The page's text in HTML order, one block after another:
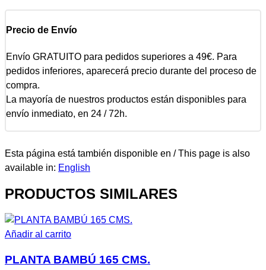
Precio de Envío
Envío GRATUITO para pedidos superiores a 49€. Para
pedidos inferiores, aparecerá precio durante del proceso de
compra.
La mayoría de nuestros productos están disponibles para
envío inmediato, en 24 / 72h.
Esta página está también disponible en / This page is also
available in: English
PRODUCTOS SIMILARES
Añadir al carrito
PLANTA BAMBÚ 165 CMS.